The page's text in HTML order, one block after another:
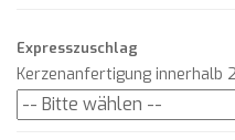
Expresszuschlag
Kerzenanfertigung innerhalb